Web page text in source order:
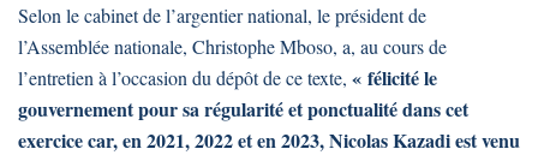
Selon le cabinet de l’argentier national, le président de
l’Assemblée nationale, Christophe Mboso, a, au cours de
l’entretien à l’occasion du dépôt de ce texte, « félicité le
gouvernement pour sa régularité et ponctualité dans cet
exercice car, en 2021, 2022 et en 2023, Nicolas Kazadi est venu